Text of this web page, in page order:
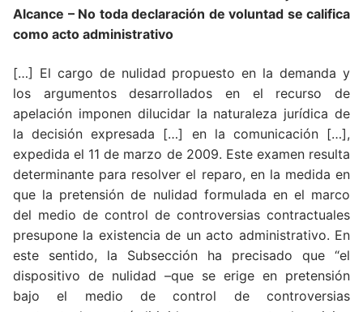
Alcance – No toda declaración de voluntad se califica
como acto administrativo
[…] El cargo de nulidad propuesto en la demanda y
los argumentos desarrollados en el recurso de
apelación imponen dilucidar la naturaleza jurídica de
la decisión expresada […] en la comunicación […],
expedida el 11 de marzo de 2009. Este examen resulta
determinante para resolver el reparo, en la medida en
que la pretensión de nulidad formulada en el marco
del medio de control de controversias contractuales
presupone la existencia de un acto administrativo. En
este sentido, la Subsección ha precisado que “el
dispositivo de nulidad –que se erige en pretensión
bajo el medio de control de controversias